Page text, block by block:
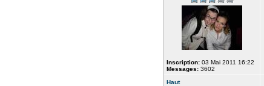
Inscription: 03 Mai 2011 16:22
Messages: 3602
Haut